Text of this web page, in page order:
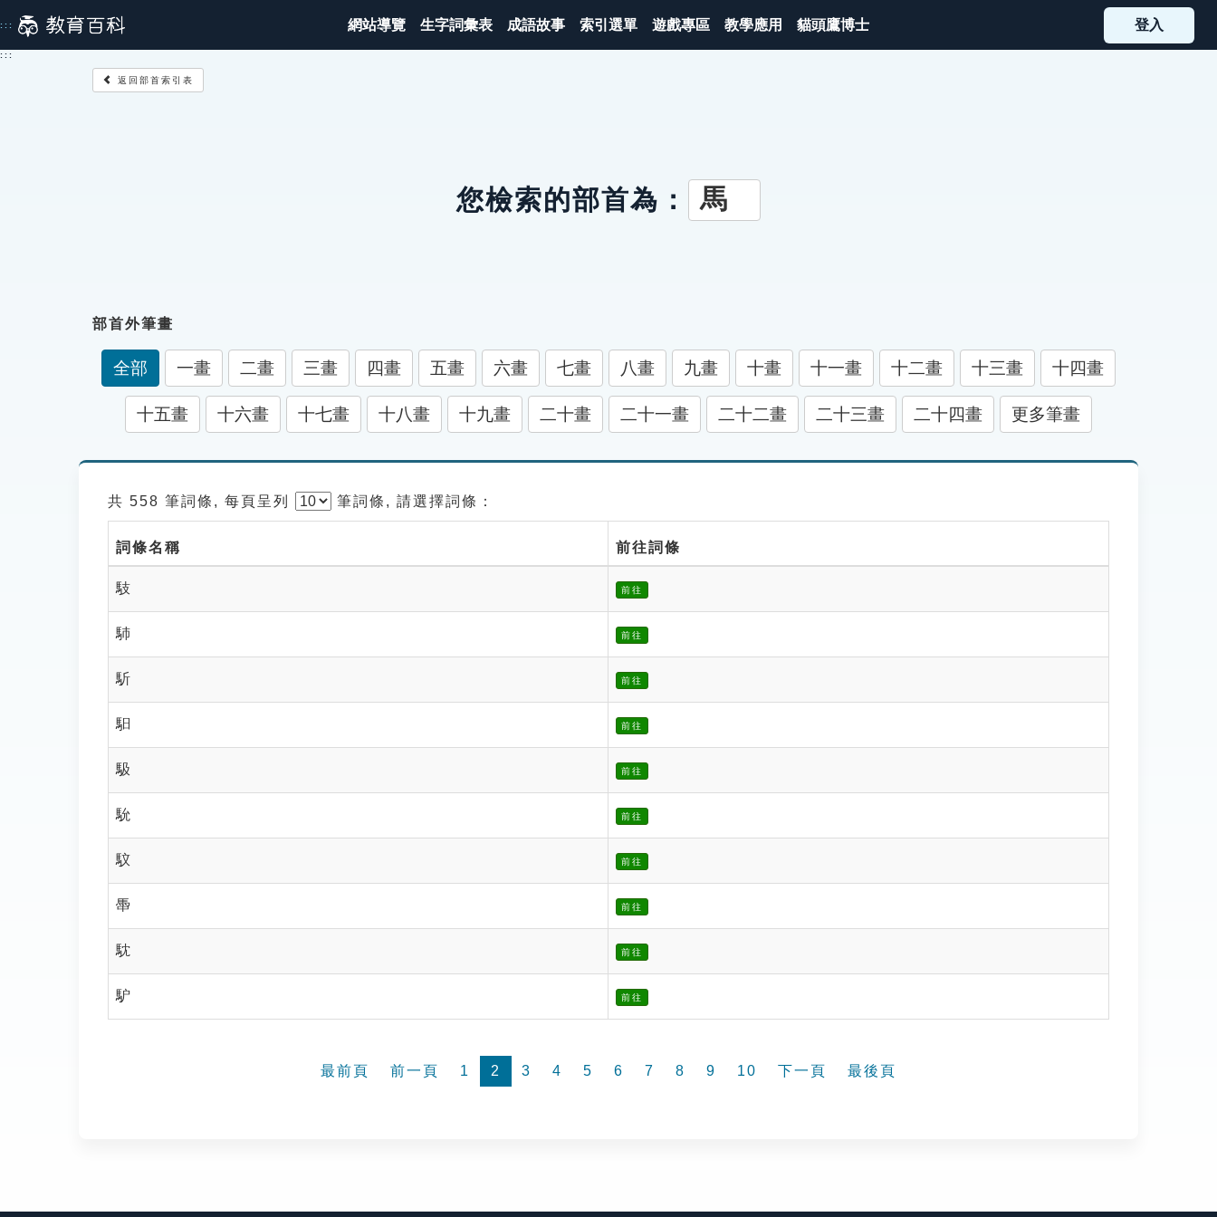
到
主
::: 網站導覽 生字詞彙表 成語故事 索引選單 遊戲專區 教學應用 貓頭鷹博士 登入
:::
返回部首索引表
您檢索的部首為： 馬
部首外筆畫
全部 一畫 二畫 三畫 四畫 五畫 六畫 七畫 八畫 九畫 十畫 十一畫 十二畫 十三畫 十四畫
十五畫 十六畫 十七畫 十八畫 十九畫 二十畫 二十一畫 二十二畫 二十三畫 二十四畫 更多筆畫
共 558 筆詞條, 每頁呈列 筆詞條, 請選擇詞條：
詞條名稱 前往詞條
馶 前往
馷 前往
馸 前往
馹 前往
馺 前往
馻 前往
馼 前往
馽 前往
馾 前往
馿 前往
最前頁 前一頁 1 2 3 4 5 6 7 8 9 10 下一頁 最後頁